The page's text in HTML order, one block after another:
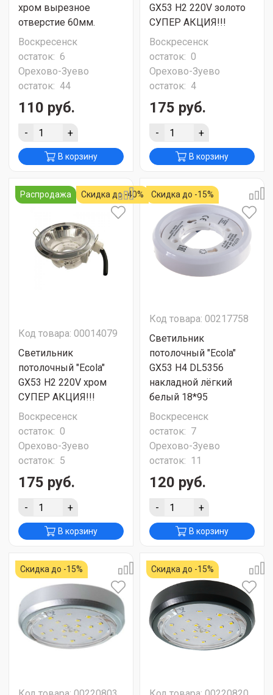
хром вырезное
отверстие 60мм.
Воскресенск
остаток: 6
Орехово-Зуево
остаток: 44
110 руб.
- +
В корзину
GX53 H2 220V золото
СУПЕР АКЦИЯ!!!
Воскресенск
остаток: 0
Орехово-Зуево
остаток: 4
175 руб.
- +
В корзину
Распродажа Скидка до -40%
Код товара: 00014079
Светильник
потолочный "Ecola"
GX53 H2 220V хром
СУПЕР АКЦИЯ!!!
Воскресенск
остаток: 0
Орехово-Зуево
остаток: 5
175 руб.
- +
В корзину
Скидка до -15%
Код товара: 00217758
Светильник
потолочный "Ecola"
GX53 H4 DL5356
накладной лёгкий
белый 18*95
Воскресенск
остаток: 7
Орехово-Зуево
остаток: 11
120 руб.
- +
В корзину
Скидка до -15% Скидка до -15%